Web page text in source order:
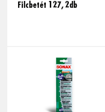
Filcbetét 127, 2db